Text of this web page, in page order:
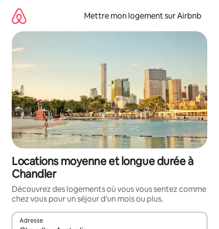
directement
contenu
Mettre mon logement sur Airbnb
Locations moyenne et longue durée à
Chandler
Découvrez des logements où vous vous sentez comme
chez vous pour un séjour d'un mois ou plus.
Adresse